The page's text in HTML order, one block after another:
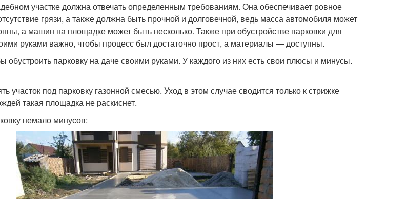
участке должна отвечать определенным требованиям. Она обеспечивает ровное
грязи, а также должна быть прочной и долговечной, ведь масса автомобиля может
а машин на площадке может быть несколько. Также при обустройстве парковки для
руками важно, чтобы процесс был достаточно прост, а материалы — доступны.
обустроить парковку на даче своими руками. У каждого из них есть свои плюсы и минусы.
участок под парковку газонной смесью. Уход в этом случае сводится только к стрижке
такая площадка не раскиснет.
немало минусов: